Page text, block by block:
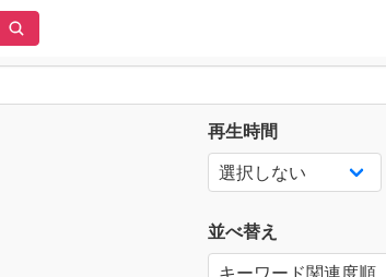
再生時間
並べ替え